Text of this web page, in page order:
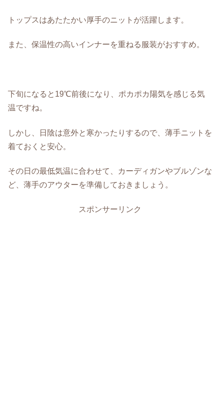
トップスはあたたかい厚手のニットが活躍します。
また、保温性の高いインナーを重ねる服装がおすすめ。
下旬になると19℃前後になり、ポカポカ陽気を感じる気
温ですね。
しかし、日陰は意外と寒かったりするので、薄手ニットを
着ておくと安心。
その日の最低気温に合わせて、カーディガンやブルゾンな
ど、薄手のアウターを準備しておきましょう。
スポンサーリンク